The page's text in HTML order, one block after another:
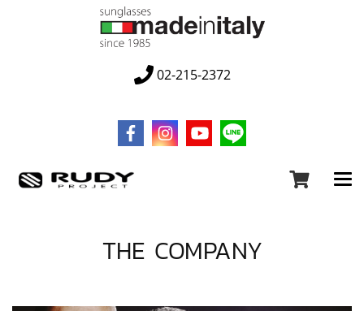
02-215-2372
THE COMPANY